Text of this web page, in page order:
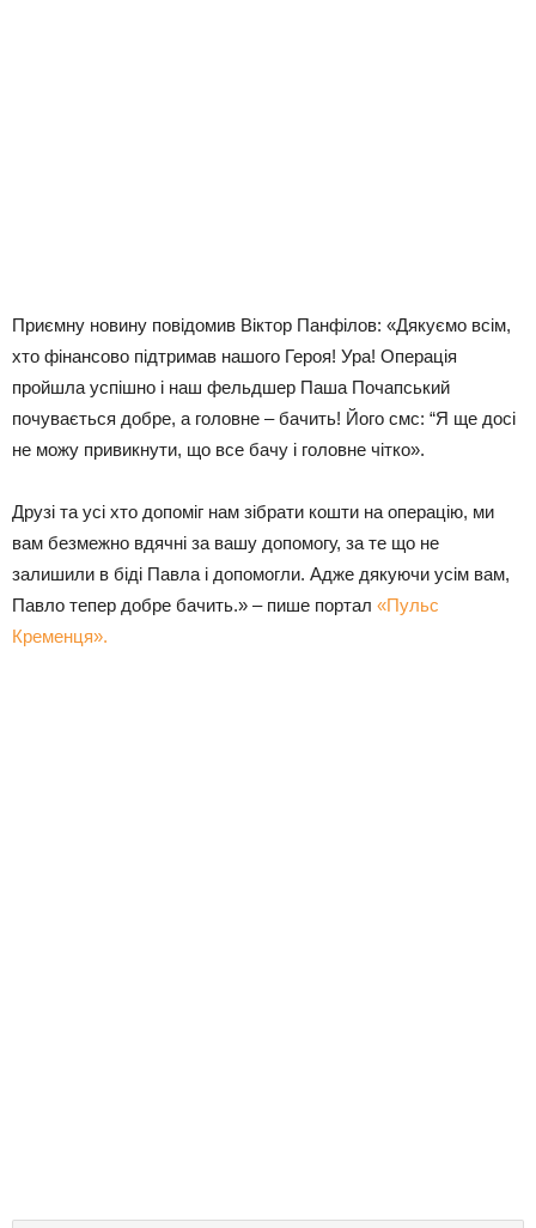
Приємну новину повідомив Віктор Панфілов: «Дякуємо всім,
хто фінансово підтримав нашого Героя! Ура! Операція
пройшла успішно і наш фельдшер Паша Почапський
почувається добре, а головне – бачить! Його смс: “Я ще досі
не можу привикнути, що все бачу і головне чітко».
Друзі та усі хто допоміг нам зібрати кошти на операцію, ми
вам безмежно вдячні за вашу допомогу, за те що не
залишили в біді Павла і допомогли. Адже дякуючи усім вам,
Павло тепер добре бачить.» – пише портал «Пульс
Кременця».